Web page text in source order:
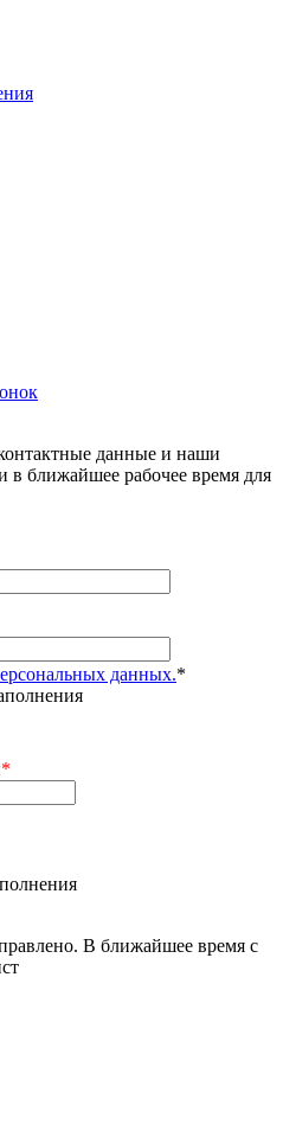
данные и наши
в ближайшее рабочее время для
данных.*
*
В ближайшее время с